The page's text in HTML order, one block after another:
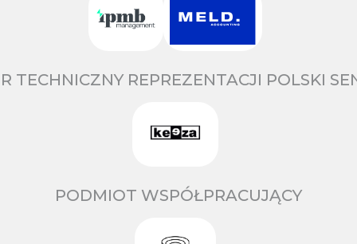
TECHNICZNY REPREZENTACJI POLSKI
PODMIOT WSPÓŁPRACUJĄCY